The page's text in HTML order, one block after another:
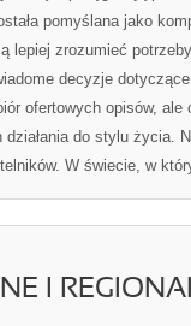
pomyślana jako
lepiej zrozumieć
decyzje
ofertowych opisów, ale
do stylu życia.
W świecie, w
I